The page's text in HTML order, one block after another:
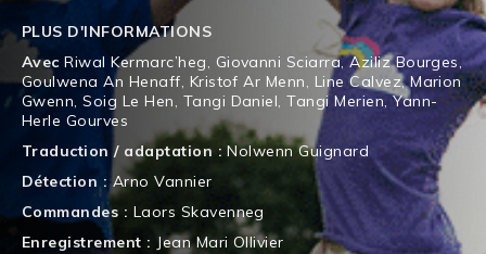
PLUS D'INFORMATIONS
Avec Riwal Kermarc’heg, Giovanni Sciarra,Aziliz Bourges,
Goulwena An Henaff, Kristof Ar Menn, Line Calvez,Marion
Gwenn,Soig Le Hen, Tangi Daniel,Tangi Merien,Yann-
Herle Gourves
Traduction / adaptation :Nolwenn Guignard
Détection :Arno Vannier
Commandes : Laors Skavenneg
Enregistrement : Jean Mari Ollivier